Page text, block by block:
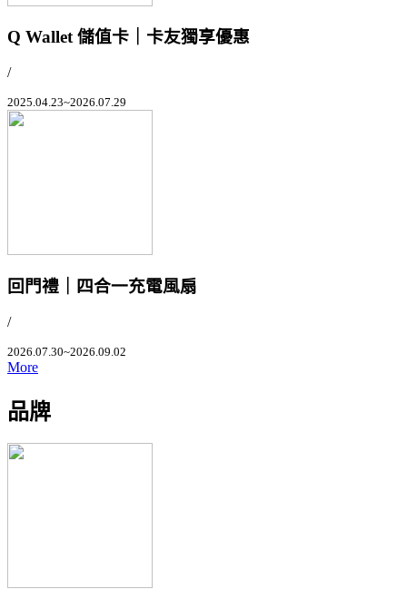
Q Wallet 儲值卡｜卡友獨享優惠
/
2025.04.23~2026.07.29
回門禮｜四合一充電風扇
/
2026.07.30~2026.09.02
More
品牌